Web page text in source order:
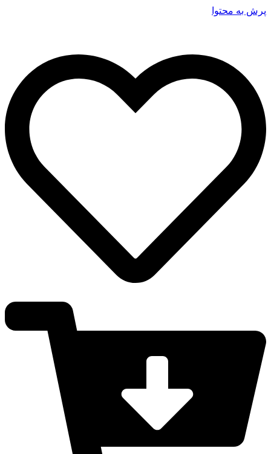
پرش به محتوا